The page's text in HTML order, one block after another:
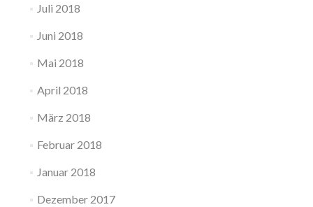
Juli 2018
Juni 2018
Mai 2018
April 2018
März 2018
Februar 2018
Januar 2018
Dezember 2017